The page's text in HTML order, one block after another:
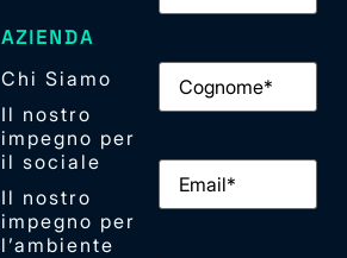
AZIENDA
Chi Siamo
Il nostro
impegno per
il sociale
Il nostro
impegno per
l’ambiente
Cognome
Email